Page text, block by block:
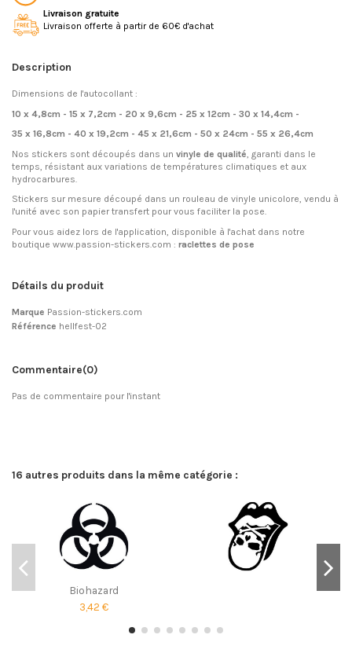
Livraison gratuite
Livraison offerte à partir de 60€ d'achat
Description
Dimensions de l'autocollant :
10 x 4,8cm - 15 x 7,2cm - 20 x 9,6cm - 25 x 12cm - 30 x 14,4cm -
35 x 16,8cm - 40 x 19,2cm - 45 x 21,6cm - 50 x 24cm - 55 x 26,4cm
Nos stickers sont découpés dans un vinyle de qualité , garanti dans le
temps, résistant aux variations de températures climatiques et aux
hydrocarbures.
Stickers sur mesure découpé dans un rouleau de vinyle unicolore, vendu à
l'unité avec son papier transfert pour vous faciliter la pose.
Pour vous aidez lors de l'application, disponible à l'achat dans notre
boutique www.passion-stickers.com : raclettes de pose
Détails du produit
Marque Passion-stickers.com
Référence hellfest-02
Commentaire(0)
Pas de commentaire pour l'instant
16 autres produits dans la même catégorie :
Biohazard
3,42 €